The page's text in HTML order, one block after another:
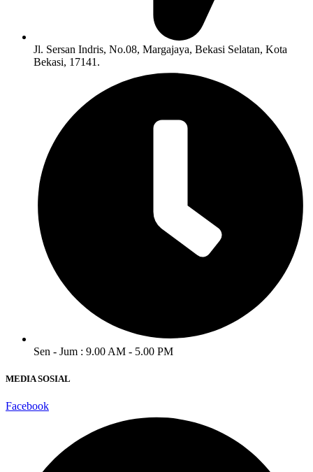
Jl. Sersan Indris, No.08, Margajaya, Bekasi Selatan, Kota
Bekasi, 17141.
Sen - Jum : 9.00 AM - 5.00 PM
MEDIA SOSIAL
Facebook